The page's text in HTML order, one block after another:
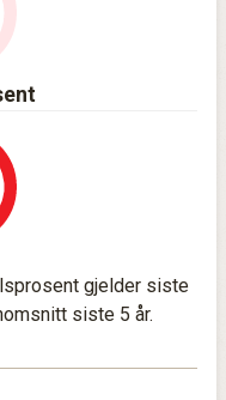
gjelder siste
siste 5 år.